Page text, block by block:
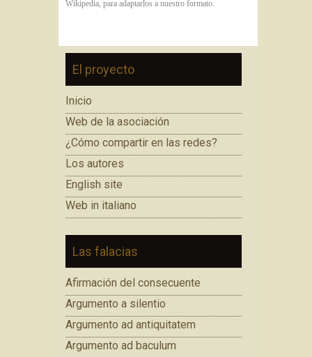
Wikipedia, para adaptarlos a nuestro formato.
El proyecto
Inicio
Web de la asociación
¿Cómo compartir en las redes?
Los autores
English site
Web in italiano
Las falacias
Afirmación del consecuente
Argumento a silentio
Argumento ad antiquitatem
Argumento ad baculum